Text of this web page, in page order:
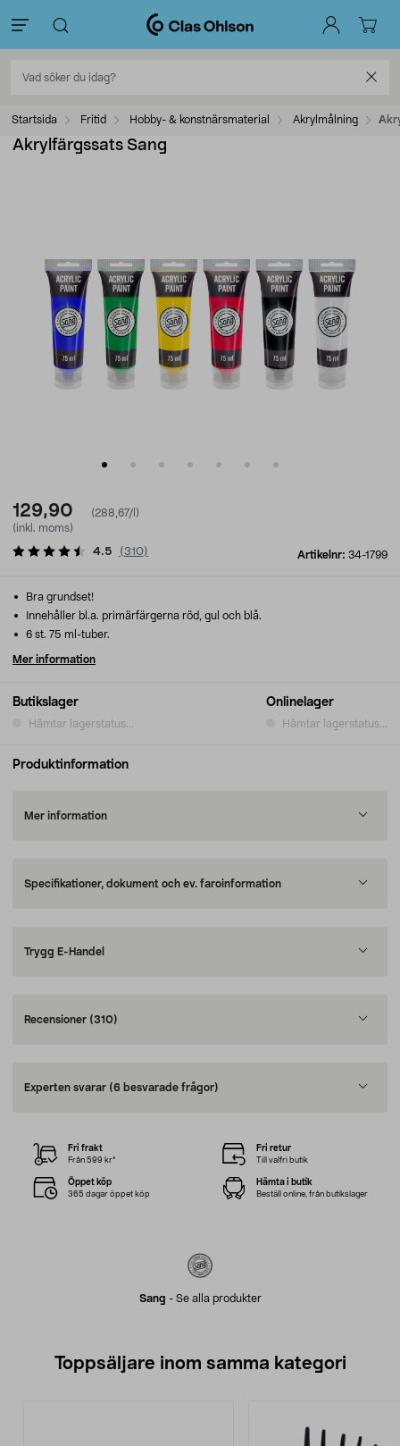
Startsida Fritid Hobby- & konstnärsmaterial Akrylmålning
Akrylfärgssats Sang
129,90
(288,67/l)
(inkl. moms)
Artikelnr: 34-1799
4.5 (310)
Butikslager
Hämtar lagerstatus...
Onlinelager
Hämtar lagerstatus...
Bra grundset!
Innehåller bl.a. primärfärgerna röd, gul och blå.
6 st. 75 ml-tuber.
Mer information
Produktinformation
Mer information
Specifikationer, dokument och ev. faroinformation
Trygg E-Handel
Recensioner (310)
Experten svarar (6 besvarade frågor)
Sang - Se alla produkter
Fri frakt
Från 599 kr*
Fri retur
Till valfri butik
Öppet köp
365 dagar öppet köp
Hämta i butik
Beställ online, från butikslager
Toppsäljare inom samma kategori